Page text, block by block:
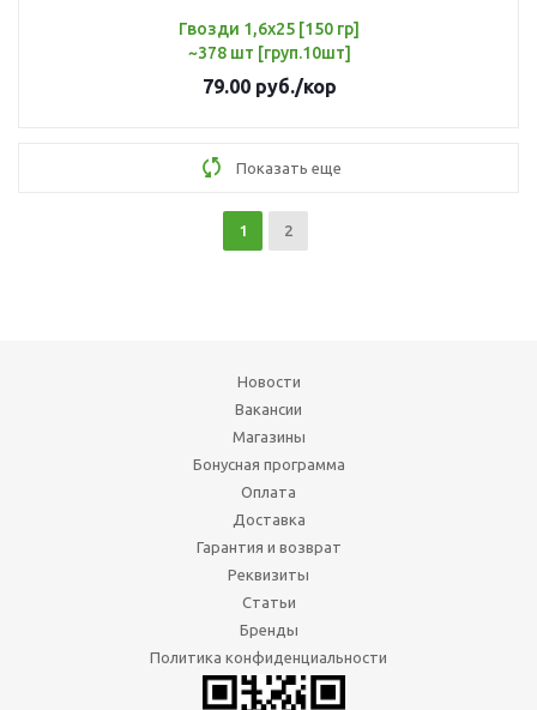
Гвозди 1,6х25 [150 гр]
~378 шт [груп.10шт]
79.00руб./кор
Показать еще
1 2
Новости
Вакансии
Магазины
Бонусная программа
Оплата
Доставка
Гарантия и возврат
Реквизиты
Статьи
Бренды
Политика конфиденциальности